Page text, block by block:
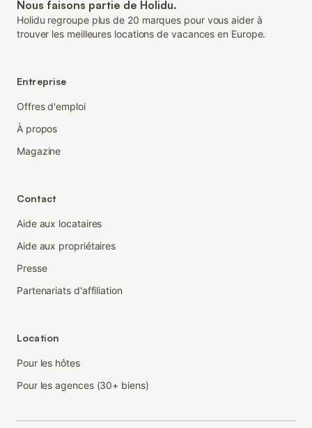
Nous faisons partie de Holidu.
Holidu regroupe plus de 20 marques pour vous aider à
trouver les meilleures locations de vacances en Europe.
Entreprise
Offres d'emploi
À propos
Magazine
Contact
Aide aux locataires
Aide aux propriétaires
Presse
Partenariats d'affiliation
Location
Pour les hôtes
Pour les agences (30+ biens)